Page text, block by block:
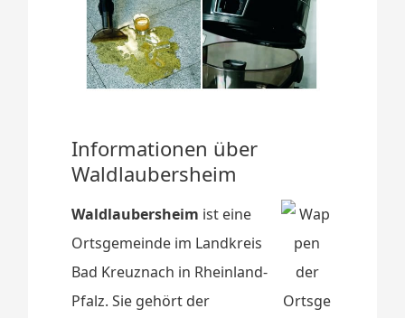
Informationen über
Waldlaubersheim
Waldlaubersheim ist eine
Ortsgemeinde im Landkreis
Bad Kreuznach in Rheinland-
Pfalz. Sie gehört der